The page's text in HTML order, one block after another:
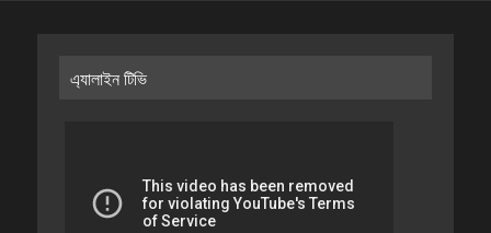
এ্যালাইন টিভি